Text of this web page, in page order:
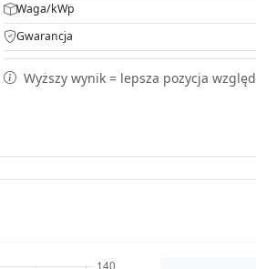
Waga/kWp
Gwarancja
Wyższy wynik = lepsza pozycja